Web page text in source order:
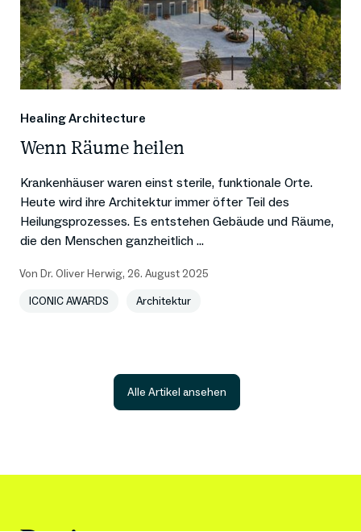
Healing Architecture
Wenn Räume heilen
Krankenhäuser waren einst sterile, funktionale Orte.
Heute wird ihre Architektur immer öfter Teil des
Heilungsprozesses. Es entstehen Gebäude und Räume,
die den Menschen ganzheitlich ...
Von Dr. Oliver Herwig, 26. August 2025
ICONIC AWARDS
Architektur
Alle Artikel ansehen